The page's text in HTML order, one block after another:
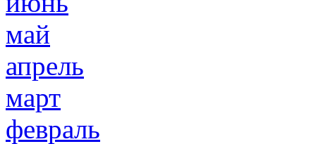
май
апрель
март
февраль